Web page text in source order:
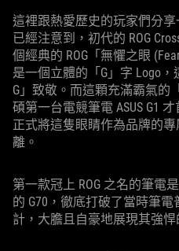
這裡跟熱愛歷史的玩家們分
已經注意到，初代的 ROG
個經典的 ROG「無懼之眼
是一個立體的「G」字 Logo
G」致敬。而這顆充滿霸氣的
碩第一台電競筆電 ASUS G1
正式將這隻眼睛作為品牌的
離。
第一款冠上 ROG 之名的筆電
的 G70，徹底打破了當時筆
計，大膽且自豪地展現其強悍